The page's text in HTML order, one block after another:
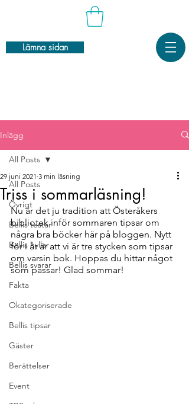
Lämna sidan
Inlägg
All Posts
Övrigt
Bellis testar
Bellis hyllar
Bellis svarar
Fakta
Okategoriserade
Bellis tipsar
Gäster
Berättelser
Event
All Posts
Triss i sommarläsning!
29 juni 2021 3 min läsning
Nu är det ju tradition att Österåkers
bibliotek inför sommaren tipsar om
några bra böcker här på bloggen. Nytt
för i år är att vi är tre stycken som tipsar
om varsin bok. Hoppas du hittar något
som passar! Glad sommar!